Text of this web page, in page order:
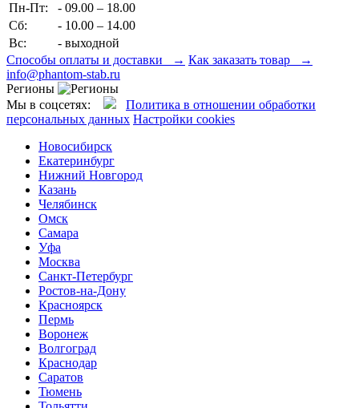
Пн-Пт:
- 09.00 – 18.00
Сб:
- 10.00 – 14.00
Вс:
- выходной
Способы оплаты и доставки → Как заказать товар →
info@phantom-stab.ru
Регионы
Мы в соцсетях:
Политика в отношении обработки
персональных данных Настройки cookies
Новосибирск
Екатеринбург
Нижний Новгород
Казань
Челябинск
Омск
Самара
Уфа
Москва
Санкт-Петербург
Ростов-на-Дону
Красноярск
Пермь
Воронеж
Волгоград
Краснодар
Саратов
Тюмень